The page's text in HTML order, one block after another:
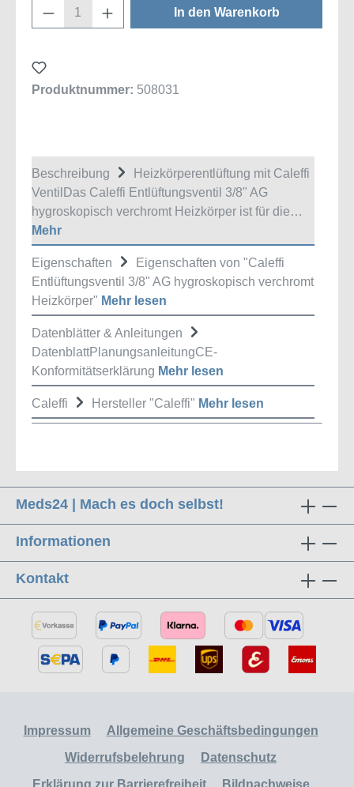
Produkt Anzahl: Gib den gewünschten
In den Warenkorb
Produktnummer: 508031
Beschreibung
Heizkörperentlüftung mit Caleffi
VentilDas Caleffi Entlüftungsventil 3/8" AG
hygroskopisch verchromt Heizkörper ist für die…
Mehr
Eigenschaften
Eigenschaften von "Caleffi
Entlüftungsventil 3/8" AG hygroskopisch verchromt
Heizkörper" Mehr lesen
Datenblätter & Anleitungen
DatenblattPlanungsanleitungCE-
Konformitätserklärung Mehr lesen
Caleffi Hersteller "Caleffi" Mehr lesen
Meds24 | Mach es doch selbst!
Informationen
Kontakt
Impressum
Allgemeine Geschäftsbedingungen
Widerrufsbelehrung
Datenschutz